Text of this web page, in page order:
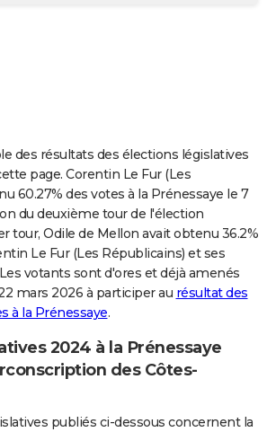
des résultats des élections législatives
page. Corentin Le Fur (Les
60.27% des votes à la Prénessaye le 7
du deuxième tour de l'élection
tour, Odile de Mellon avait obtenu 36.2%
Le Fur (Les Républicains) et ses
votants sont d'ores et déjà amenés
mars 2026 à participer au résultat des
à la Prénessaye.
2024 à la Prénessaye
des Côtes-
publiés ci-dessous concernent la